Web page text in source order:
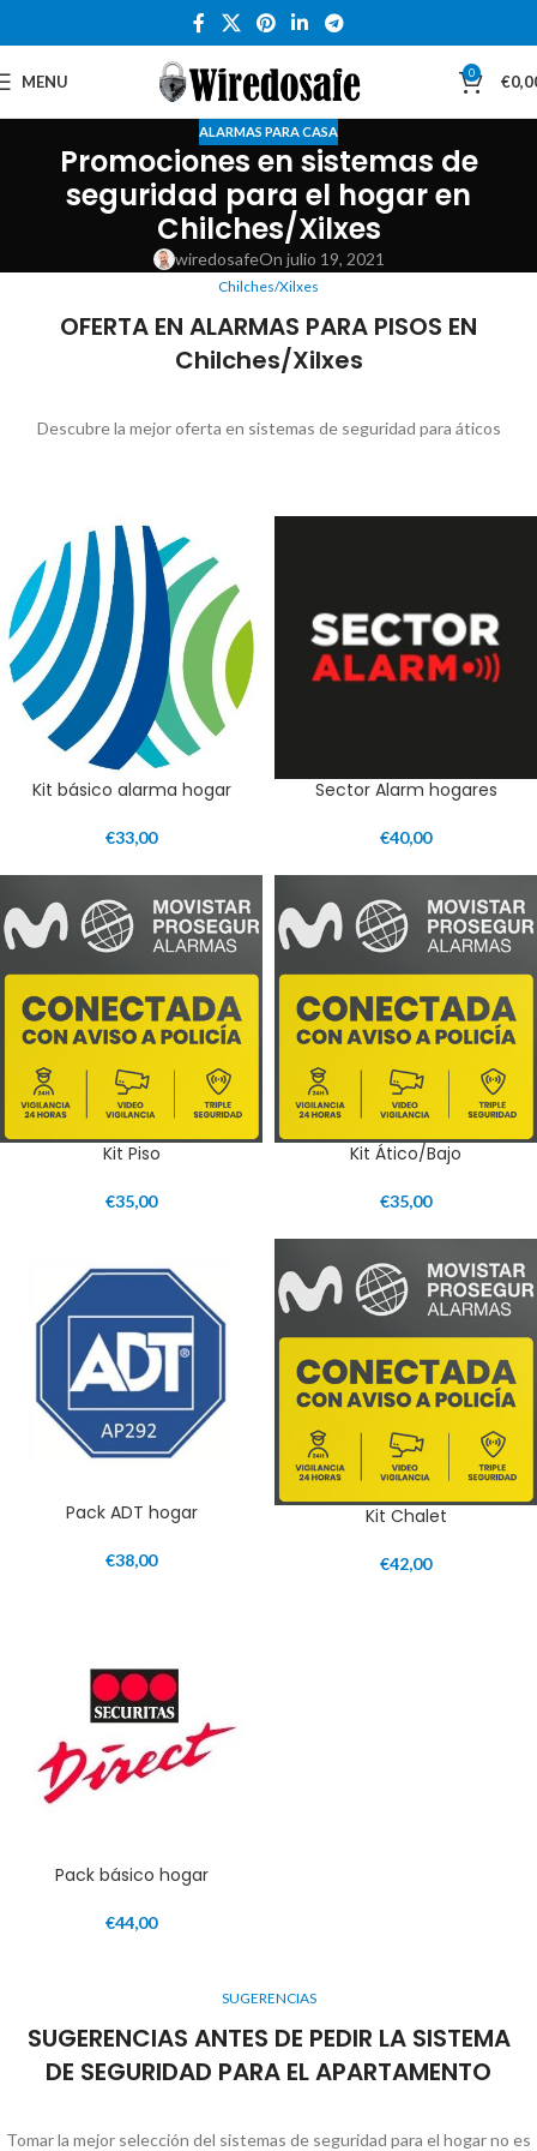
MENU 0 €
ALARMAS PARA CASA
Promociones en sistemas de
seguridad para el hogar en
Chilches/Xilxes
wiredosafeOn julio 19, 2021
Chilches/Xilxes
OFERTA EN ALARMAS PARA PISOS EN
Chilches/Xilxes
Descubre la mejor oferta en sistemas de seguridad para áticos
Kit básico alarma hogar
€33,00
Sector Alarm hogares
€40,00
Kit Piso
€35,00
Kit Ático/Bajo
€35,00
Pack ADT hogar
€38,00
Kit Chalet
€42,00
Pack básico hogar
€44,00
SUGERENCIAS
SUGERENCIAS ANTES DE PEDIR LA SISTEMA
DE SEGURIDAD PARA EL APARTAMENTO
Tomar la mejor selección del sistemas de seguridad para el hogar no es